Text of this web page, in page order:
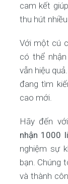
cam kết
thu hút
Với một cú
có thể
vẫn hiệu
đang tìm
cao mới.
Hãy đến
nhận 1000
nghiệm sự
bạn. Chúng
và thành